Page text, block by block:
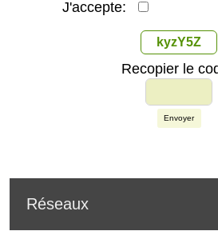
J'accepte:
kyzY5Z
Recopier le
Envoyer
Réseaux